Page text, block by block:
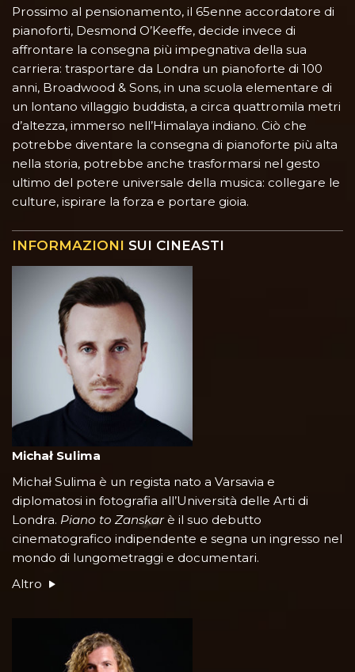
Prossimo al pensionamento, il 65enne accordatore di
pianoforti, Desmond O’Keeffe, decide invece di
affrontare la consegna più impegnativa della sua
carriera: trasportare da Londra un pianoforte di 100
anni, Broadwood & Sons, in una scuola elementare di
un lontano villaggio buddista, a circa quattromila metri
d’altezza, immerso nell’Himalaya indiano. Ciò che
potrebbe diventare la consegna di pianoforte più alta
nella storia, potrebbe anche trasformarsi nel gesto
ultimo del potere universale della musica: collegare le
culture, ispirare la forza e portare gioia.
INFORMAZIONI SUI CINEASTI
Michał Sulima
Michał Sulima è un regista nato a Varsavia e
diplomatosi in fotografia all’Università delle Arti di
Londra. Piano to Zanskarè il suo debutto
cinematografico indipendente e segna un ingresso nel
mondo di lungometraggi e documentari.
Altro